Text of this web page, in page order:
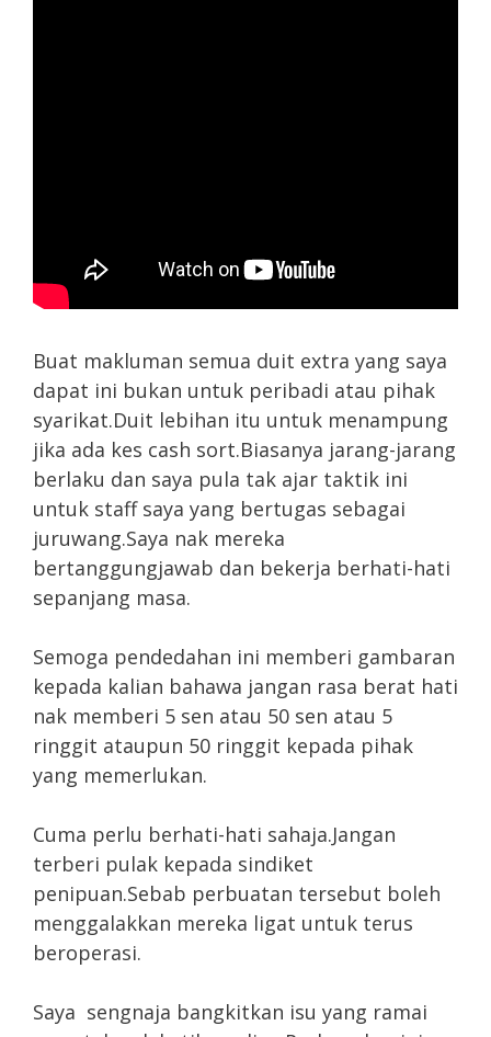
Buat makluman semua duit extra yang saya
dapat ini bukan untuk peribadi atau pihak
syarikat.Duit lebihan itu untuk menampung
jika ada kes cash sort.Biasanya jarang-jarang
berlaku dan saya pula tak ajar taktik ini
untuk staff saya yang bertugas sebagai
juruwang.Saya nak mereka
bertanggungjawab dan bekerja berhati-hati
sepanjang masa.
Semoga pendedahan ini memberi gambaran
kepada kalian bahawa jangan rasa berat hati
nak memberi 5 sen atau 50 sen atau 5
ringgit ataupun 50 ringgit kepada pihak
yang memerlukan.
Cuma perlu berhati-hati sahaja.Jangan
terberi pulak kepada sindiket
penipuan.Sebab perbuatan tersebut boleh
menggalakkan mereka ligat untuk terus
beroperasi.
Saya sengnaja bangkitkan isu yang ramai